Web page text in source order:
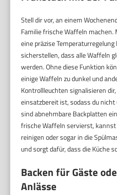
Stell dir vor, an einem
Familie frische Waffeln
eine präzise
sicherstellen, dass alle Waffeln
werden. Ohne diese Funktion
einige Waffeln zu dunkel und
Kontrollleuchten signalisieren
einsatzbereit ist, sodass du
sind abnehmbare Backplatten
frische Waffeln servierst,
reinigen oder sogar in die
und sorgt dafür, dass die Küche
Backen für Gäste
Anlässe